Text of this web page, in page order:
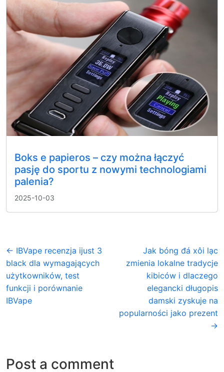
Boks e papieros – czy można łączyć
pasję do sportu z nowymi technologiami
palenia?
2025-10-03
← IBVape recenzja ijust 3
black dla wymagających
użytkowników, test
funkcji i porównanie
IBVape
Jak bóng đá xôi lạc
zmienia lokalne tradycje
kibiców i dlaczego
elegancki długopis
damski zyskuje na
popularności jako prezent
→
Post a comment